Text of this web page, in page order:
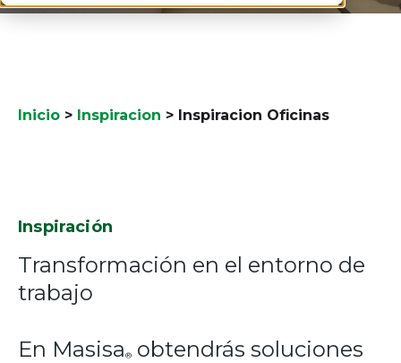
Inicio > Inspiracion > Inspiracion Oficinas
Inspiración
Transformación en el entorno de
trabajo
En Masisa®
obtendrás soluciones